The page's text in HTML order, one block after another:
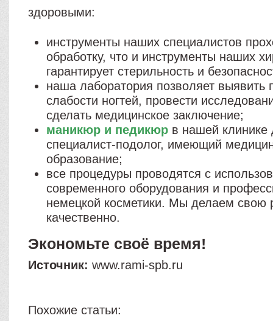
здоровыми:
инструменты наших специалистов
обработку, что и инструменты наших
гарантирует стерильность и
наша лаборатория позволяет выявить
слабости ногтей, провести
сделать медицинское заключение;
маникюр и педикюр в нашей клинике
специалист-подолог, имеющий
образование;
все процедуры проводятся с
современного оборудования и
немецкой косметики. Мы делаем свою
качественно.
Экономьте своё время!
Источник: www.rami-spb.ru
Похожие статьи: